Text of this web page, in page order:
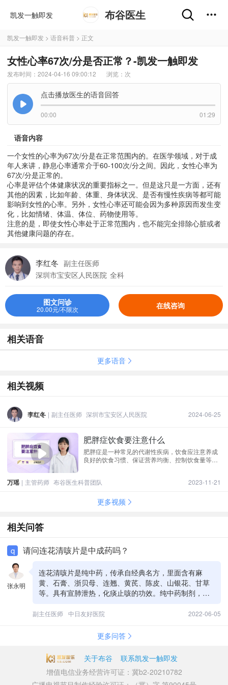
凯发一触即发 布谷医生
凯发一触即发 > 语音科普 > 正文
女性心率67次/分是否正常？-凯发一触即发
发布时间：2024-04-16 09:00:12 浏览： 次
点击播放医生的语音回答
00:00 01:29
语音内容
一个女性的心率为67次/分是在正常范围内的。在医学领域，对于成
年人来讲，静息心率通常介于60-100次/分之间。因此，女性心率为
67次/分是正常的。
心率是评估个体健康状况的重要指标之一。但是这只是一方面，还有
其他的因素，比如年龄、体重、身体状况、是否有慢性疾病等都可能
影响到女性的心率。另外，女性心率还可能会因为多种原因而发生变
化，比如情绪、体温、体位、药物使用等。
注意的是，即使女性心率处于正常范围内，也不能完全排除心脏或者
其他健康问题的存在。
李红冬 副主任医师
深圳市宝安区人民医院 全科
图文问诊
20.00元/不限次 在线咨询
相关语音
更多语音
相关视频
李红冬 | 副主任医师 深圳市宝安区人民医院 2024-06-25
肥胖症饮食要注意什么
肥胖症是一种常见的代谢性疾病，饮食应注意养成
良好的饮食习惯、保证营养均衡、控制饮食量等。
以帮助消耗热量，增强身体代谢功能，促进体重的
万瑶 | 主管药师 布谷医生科普团队 2023-11-21
更多视频
相关问答
q 请问连花清咳片是中成药吗？
张永明
连花清咳片是纯中药，传承自经典名方，里面含有麻
黄、石膏、浙贝母、连翘、黄芪、陈皮、山银花、甘草
等。具有宣肺泄热，化痰止咳的功效。纯中药制剂，无
一下心率变化，如出现心动过速需要停药。
副主任医师 中日友好医院 2022-06-05
更多问答
关于布谷
联系凯发一触即发
增值电信业务经营许可证：冀b2-20210782